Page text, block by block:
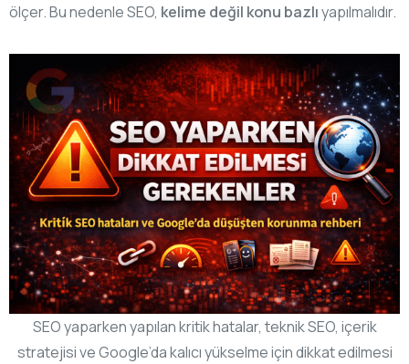
ölçer. Bu nedenle SEO, kelime değil konu bazlıyapılmalıdır.
SEO yaparken yapılan kritik hatalar, teknik SEO, içerik
stratejisi ve Google’da kalıcı yükselme için dikkat edilmesi